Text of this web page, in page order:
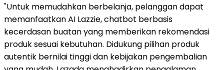
"Untuk memudahkan berbelanja, pelanggan dapat
memanfaatkan AI Lazzie, chatbot berbasis
kecerdasan buatan yang memberikan rekomendasi
produk sesuai kebutuhan. Didukung pilihan produk
autentik bernilai tinggi dan kebijakan pengembalian